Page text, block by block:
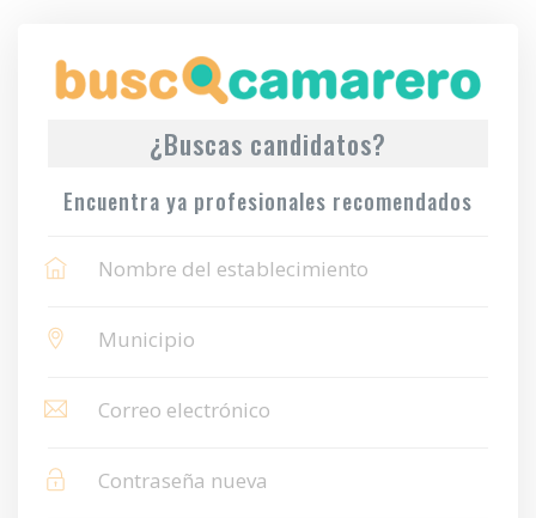
¿Buscas candidatos?
Encuentra ya profesionales recomendados